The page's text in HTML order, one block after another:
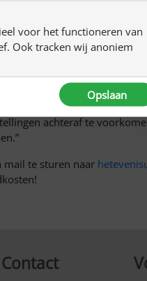
er enkele weken voorbij
in op de medisch
termijn wel te
mijn arm en been moet
aan en mijn vrouw vraagt
“Alleen de laatste
achteraf te
mail te sturen naar
Contact
voor het functioneren van
Ook tracken wij anoniem
Opslaan